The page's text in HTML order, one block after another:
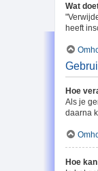
Wat
heeft
Hoe
Als je
daarna
Hoe